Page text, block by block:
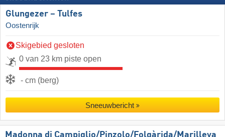
Glungezer – Tulfes
Oostenrijk
Skigebied gesloten
0 van 23 km piste open
- cm (berg)
Sneeuwbericht
Madonna di Campiglio/​Pinzolo/​Folgàrida/​Marilleva